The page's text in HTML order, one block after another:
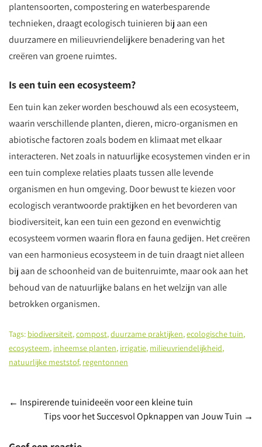
plantensoorten, compostering en waterbesparende
technieken, draagt ecologisch tuinieren bij aan een
duurzamere en milieuvriendelijkere benadering van het
creëren van groene ruimtes.
Is een tuin een ecosysteem?
Een tuin kan zeker worden beschouwd als een ecosysteem,
waarin verschillende planten, dieren, micro-organismen en
abiotische factoren zoals bodem en klimaat met elkaar
interacteren. Net zoals in natuurlijke ecosystemen vinden er in
een tuin complexe relaties plaats tussen alle levende
organismen en hun omgeving. Door bewust te kiezen voor
ecologisch verantwoorde praktijken en het bevorderen van
biodiversiteit, kan een tuin een gezond en evenwichtig
ecosysteem vormen waarin flora en fauna gedijen. Het creëren
van een harmonieus ecosysteem in de tuin draagt niet alleen
bij aan de schoonheid van de buitenruimte, maar ook aan het
behoud van de natuurlijke balans en het welzijn van alle
betrokken organismen.
Tags: biodiversiteit,compost,duurzame praktijken,ecologische tuin,
ecosysteem, inheemse planten, irrigatie, milieuvriendelijkheid,
natuurlijke meststof, regentonnen
Berichtnavigatie
← Inspirerende tuinideeën voor een kleine tuin
Tips voor het Succesvol Opknappen van Jouw Tuin →